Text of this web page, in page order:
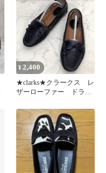
¥2,400
★clarks★クラークス レ
ザーローファー ドライ